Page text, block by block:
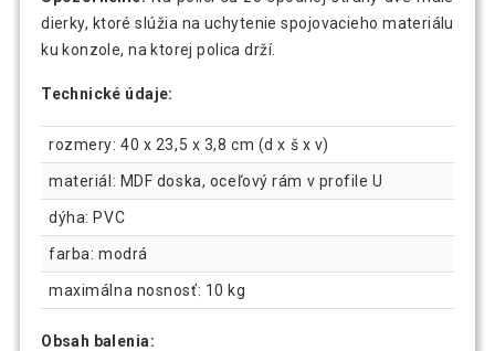
dierky, ktoré slúžia na uchytenie spojovacieho materiálu
ku konzole, na ktorej polica drží.
Technické údaje:
rozmery: 40 x 23,5 x 3,8 cm (d x š x v)
materiál: MDF doska, oceľový rám v profile U
dýha: PVC
farba: modrá
maximálna nosnosť: 10 kg
Obsah balenia: